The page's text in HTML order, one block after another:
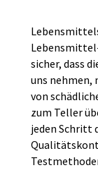
sicher, dass
uns nehmen,
von
zum Teller
jeden Schritt